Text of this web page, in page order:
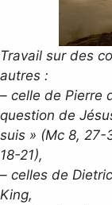
Travail sur des
autres :
– celle de Pierre
question de
suis » (Mc 8, 27-
18-21),
– celles de
King,